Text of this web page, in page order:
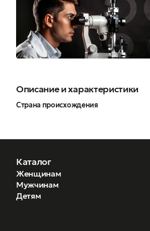
Описание и характеристики
Страна происхождения
Каталог
Женщинам
Мужчинам
Детям